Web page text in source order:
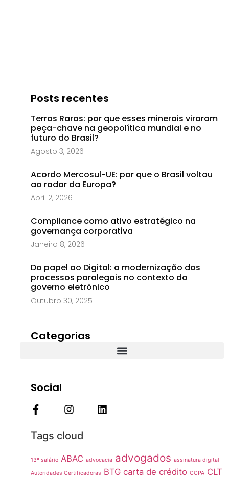
Posts recentes
Terras Raras: por que esses minerais viraram
peça-chave na geopolítica mundial e no
futuro do Brasil?
Agosto 3, 2026
Acordo Mercosul-UE: por que o Brasil voltou
ao radar da Europa?
Abril 2, 2026
Compliance como ativo estratégico na
governança corporativa
Janeiro 8, 2026
Do papel ao Digital: a modernização dos
processos paralegais no contexto do
governo eletrônico
Outubro 30, 2025
Categorias
Social
Tags cloud
13º salário ABAC advocacia advogados assinatura digital
Autoridades Certificadoras BTG carta de crédito CCPA CLT